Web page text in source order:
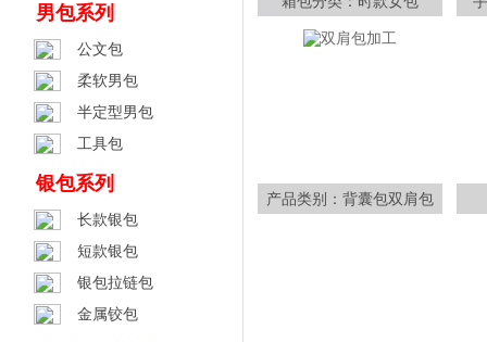
男包系列
公文包
柔软男包
半定型男包
工具包
银包系列
长款银包
短款银包
银包拉链包
金属铰包
产品类别：背囊包双肩包